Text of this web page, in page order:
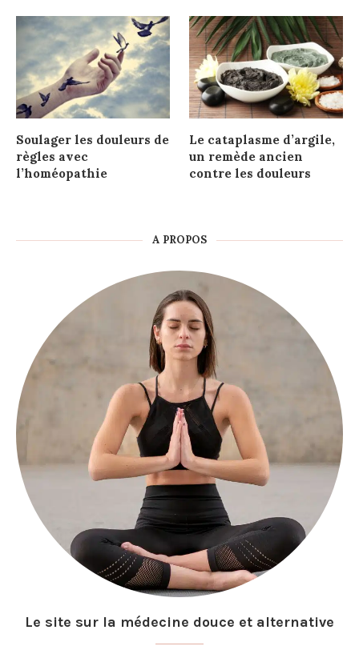
Soulager les douleurs de
règles avec
l’homéopathie
Le cataplasme d’argile,
un remède ancien
contre les douleurs
A PROPOS
Le site sur la médecine douce et alternative